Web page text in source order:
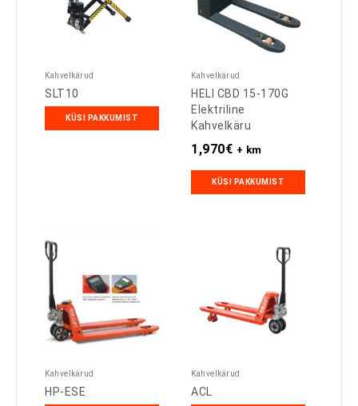
Kahvelkärud
SLT10
KÜSI PAKKUMIST
Kahvelkärud
HELI CBD 15-170G
Elektriline
Kahvelkäru
1,970€ + km
KÜSI PAKKUMIST
Kahvelkärud
HP-ESE
Kahvelkärud
ACL